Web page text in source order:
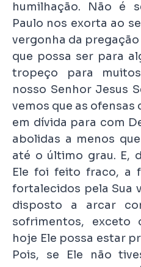
humilhação. Não é
Paulo nos exorta ao
vergonha da
que possa ser para
tropeço para
nosso Senhor Jesus
vemos que as ofensas
em dívida para com
abolidas a menos
até o último grau. E,
Ele foi feito fraco, a
fortalecidos pela Sua
disposto a arcar
sofrimentos, exceto
hoje Ele possa estar
Pois, se Ele não